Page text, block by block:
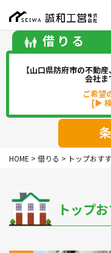
借りる
【山口県防府市の不動
会社ま
ご希望
[▶
アパート
駐車場
事
HOME > 借りる > トップおす
トップ